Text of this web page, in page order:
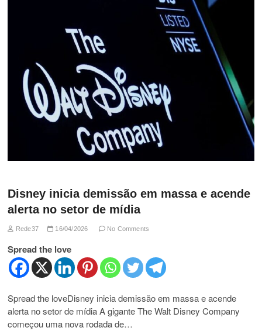
Disney inicia demissão em massa e acende
alerta no setor de mídia
Rede37 16/04/2026 No Comments
Spread the love
Spread the loveDisney inicia demissão em massa e acende
alerta no setor de mídia A gigante The Walt Disney Company
começou uma nova rodada de…